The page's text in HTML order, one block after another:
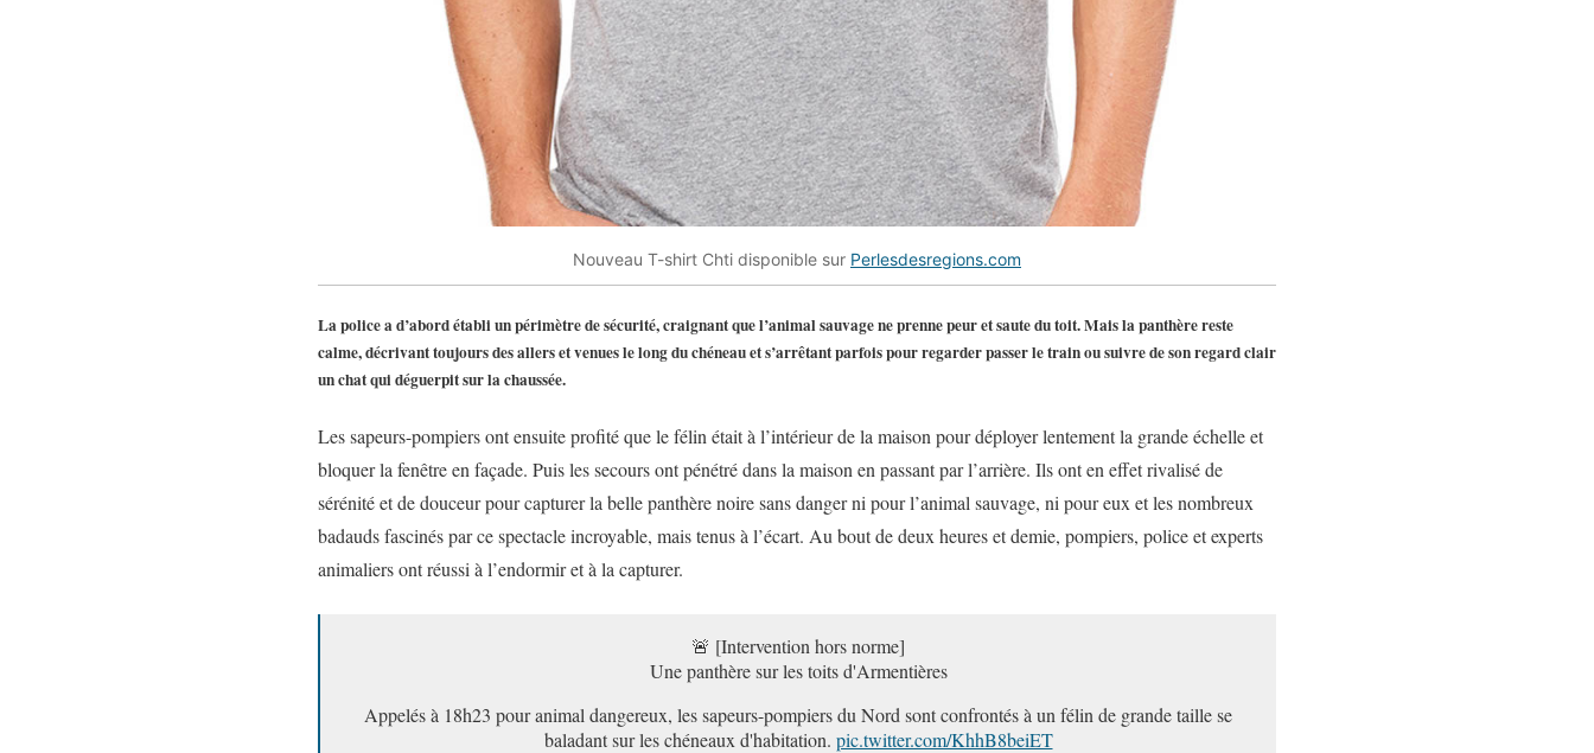
Nouveau T-shirt Chti disponible sur Perlesdesregions.com
La police a d’abord établi un périmètre de sécurité, craignant que l’animal sauvage ne prenne peur et saute du toit. Mais la panthère reste
calme, décrivant toujours des allers et venues le long du chéneau et s’arrêtant parfois pour regarder passer le train ou suivre de son regard clair
un chat qui déguerpit sur la chaussée.
Les sapeurs-pompiers ont ensuite profité que le félin était à l’intérieur de la maison pour déployer lentement la grande échelle et
bloquer la fenêtre en façade. Puis les secours ont pénétré dans la maison en passant par l’arrière. Ils ont en effet rivalisé de
sérénité et de douceur pour capturer la belle panthère noire sans danger ni pour l’animal sauvage, ni pour eux et les nombreux
badauds fascinés par ce spectacle incroyable, mais tenus à l’écart. Au bout de deux heures et demie, pompiers, police et experts
animaliers ont réussi à l’endormir et à la capturer.
🚨 [Intervention hors norme]
Une panthère sur les toits d'Armentières
Appelés à 18h23 pour animal dangereux, les sapeurs-pompiers du Nord sont confrontés à un félin de grande taille se
baladant sur les chéneaux d'habitation. pic.twitter.com/KhhB8beiET